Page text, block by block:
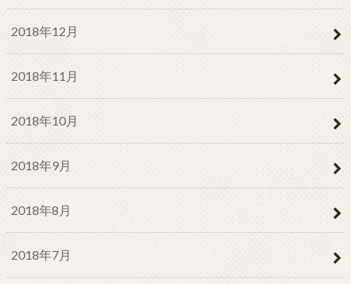
2018年12月
2018年11月
2018年10月
2018年9月
2018年8月
2018年7月